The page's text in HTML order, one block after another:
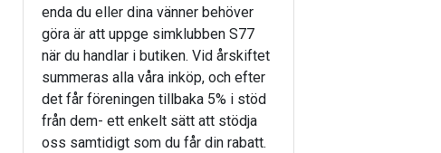
enda du eller dina vänner behöver
göra är att uppge simklubben S77
när du handlar i butiken. Vid årskiftet
summeras alla våra inköp, och efter
det får föreningen tillbaka 5% i stöd
från dem- ett enkelt sätt att stödja
oss samtidigt som du får din rabatt.